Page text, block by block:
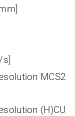
MCS2
(H)CU